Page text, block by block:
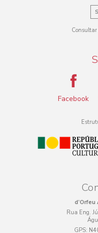
Facebook
Rua Eng.
GPS: